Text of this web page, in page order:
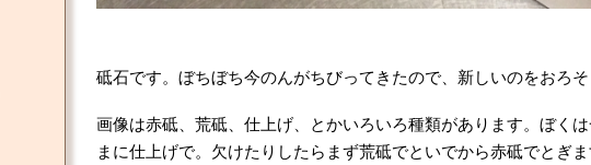
砥石です。ぼちぼち今のんがちびってきたので、新しいのをおろ
画像は赤砥、荒砥、仕上げ、とかいろいろ種類があります。ぼく
まに仕上げで。欠けたりしたらまず荒砥でといでから赤砥でとぎ